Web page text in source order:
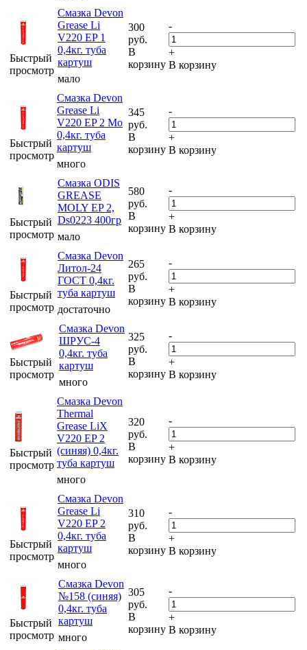
Быстрый
просмотр
Смазка Devon
Grease Li
V220 EP 1
0,4кг. туба
картуш
мало
300
руб.
В
корзину
-
+
В корзину
Быстрый
просмотр
Смазка Devon
Grease Li
V220 EP 2 Mo
0,4кг. туба
картуш
много
345
руб.
В
корзину
-
+
В корзину
Быстрый
просмотр
Смазка ODIS
GREASE
MOLY EP 2,
Ds0223 400гр
мало
580
руб.
В
корзину
-
+
В корзину
Быстрый
просмотр
Смазка Devon
Литол-24
ГОСТ 0,4кг.
туба картуш
достаточно
265
руб.
В
корзину
-
+
В корзину
Быстрый
просмотр
Смазка Devon
ШРУС-4
0,4кг. туба
картуш
много
325
руб.
В
корзину
-
+
В корзину
Быстрый
просмотр
Смазка Devon
Thermal
Grease LiX
V220 EP 2
(синяя) 0,4кг.
туба картуш
много
320
руб.
В
корзину
-
+
В корзину
Быстрый
просмотр
Смазка Devon
Grease Li
V220 EP 2
0,4кг. туба
картуш
много
310
руб.
В
корзину
-
+
В корзину
Быстрый
просмотр
Смазка Devon
№158 (синяя)
0,4кг. туба
картуш
много
305
руб.
В
корзину
-
+
В корзину